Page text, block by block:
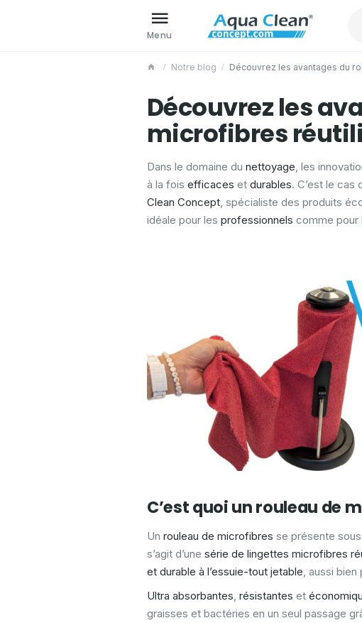
Menu
Notre blog Découvrez les avantages du
Découvrez les
microfibres
Dans le domaine du nettoyage, les
à la fois efficaces et durables. C’est le cas
Clean Concept, spécialiste des produits
idéale pour les professionnels comme pour
C’est quoi un rouleau de
Un rouleau de microfibres se présente
s’agit d’une série de lingettes microfibres
et durable à l’essuie-tout jetable , aussi
Ultra absorbantes résistantes et
graisses et bactéries en un seul passage